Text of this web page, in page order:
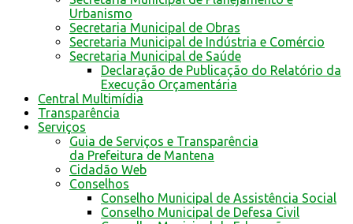
Urbanismo
Secretaria Municipal de Obras
Secretaria Municipal de Indústria e Comércio
Secretaria Municipal de Saúde
Declaração de Publicação do Relatório da
Execução Orçamentária
Central Multimídia
Transparência
Serviços
Guia de Serviços e Transparência
da Prefeitura de Mantena
Cidadão Web
Conselhos
Conselho Municipal de Assistência Social
Conselho Municipal de Defesa Civil